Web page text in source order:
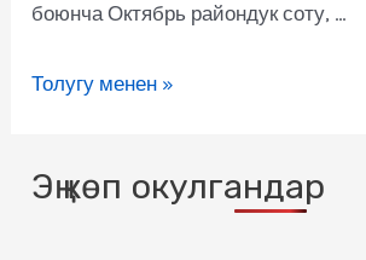
боюнча Октябрь райондук соту, …
Толугу менен »
Эң көп окулгандар